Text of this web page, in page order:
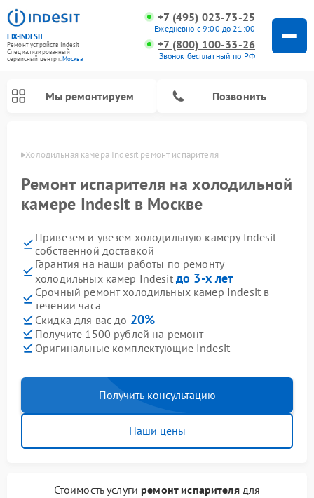
FIX-INDESIT
Ремонт устройств Indesit
Специализированный
cервисный центр г.Москва
+7 (495) 023-73-25
Ежедневно с 9:00 до 21:00
+7 (800) 100-33-26
Звонок бесплатный по РФ
Мы ремонтируем Позвонить
Холодильная камера Indesit ремонт испарителя
Ремонт испарителя на холодильной
камере Indesit в Москве
Привезем и увезем холодильную камеру Indesit
собственной доставкой
Гарантия на наши работы по ремонту
холодильных камер Indesit до 3-х лет
Срочный ремонт холодильных камер Indesit в
течении часа
Скидка для вас до 20%
Получите 1500 рублей на ремонт
Оригинальные комплектующие Indesit
Получить консультацию
Наши цены
Стоимость услуги ремонт испарителядля